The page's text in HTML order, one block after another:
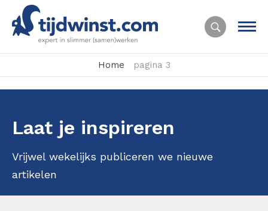
Home pagina 3
Laat je inspireren
Vrijwel wekelijks publiceren we nieuwe
artikelen